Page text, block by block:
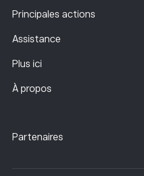
Principales actions
Assistance
Plus ici
À propos
Partenaires